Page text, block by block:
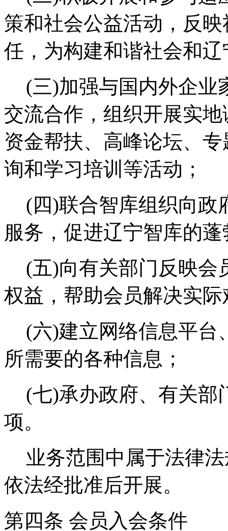
策和社会公益活动，反
任，为构建和谐社会和
(三)加强与国内外企业
交流合作，组织开展实
资金帮扶、高峰论坛、
询和学习培训等活动；
(四)联合智库组织向政
服务，促进辽宁智库的
(五)向有关部门反映会
权益，帮助会员解决实
(六)建立网络信息平台
所需要的各种信息；
(七)承办政府、有关部
项。
业务范围中属于法律
依法经批准后开展。
第四条 会员入会条件